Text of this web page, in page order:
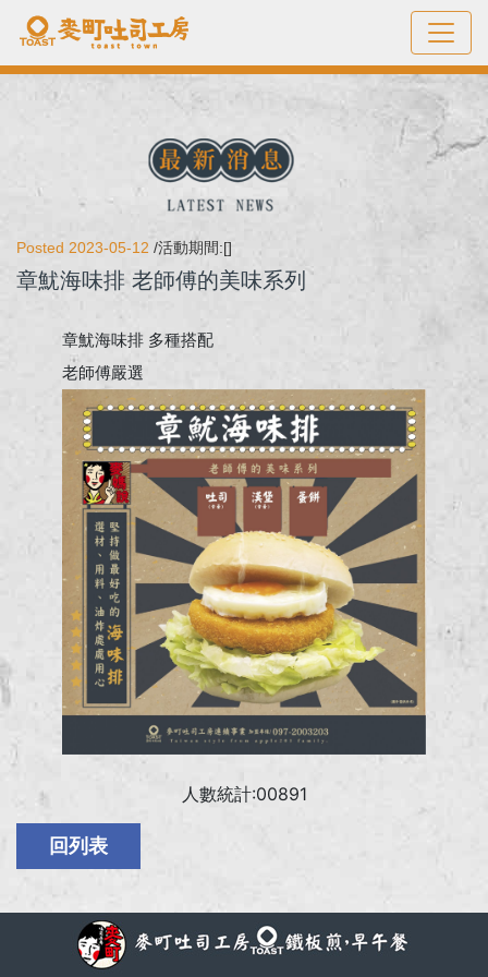
Posted 2023-05-12 /活動期間:[]
章魷海味排 老師傅的美味系列
章魷海味排 多種搭配
老師傅嚴選
人數統計:00891